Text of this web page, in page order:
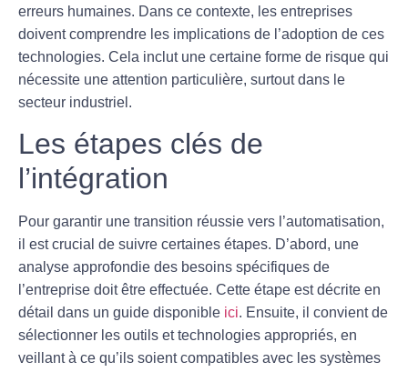
erreurs humaines. Dans ce contexte, les entreprises
doivent comprendre les implications de l’adoption de ces
technologies. Cela inclut une certaine forme de risque qui
nécessite une attention particulière, surtout dans le
secteur industriel.
Les étapes clés de
l’intégration
Pour garantir une transition réussie vers l’automatisation,
il est crucial de suivre certaines étapes. D’abord, une
analyse approfondie des besoins spécifiques de
l’entreprise doit être effectuée. Cette étape est décrite en
détail dans un guide disponible ici. Ensuite, il convient de
sélectionner les outils et technologies appropriés, en
veillant à ce qu’ils soient compatibles avec les systèmes